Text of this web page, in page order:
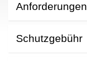
Anforderungen
Schutzgebühr